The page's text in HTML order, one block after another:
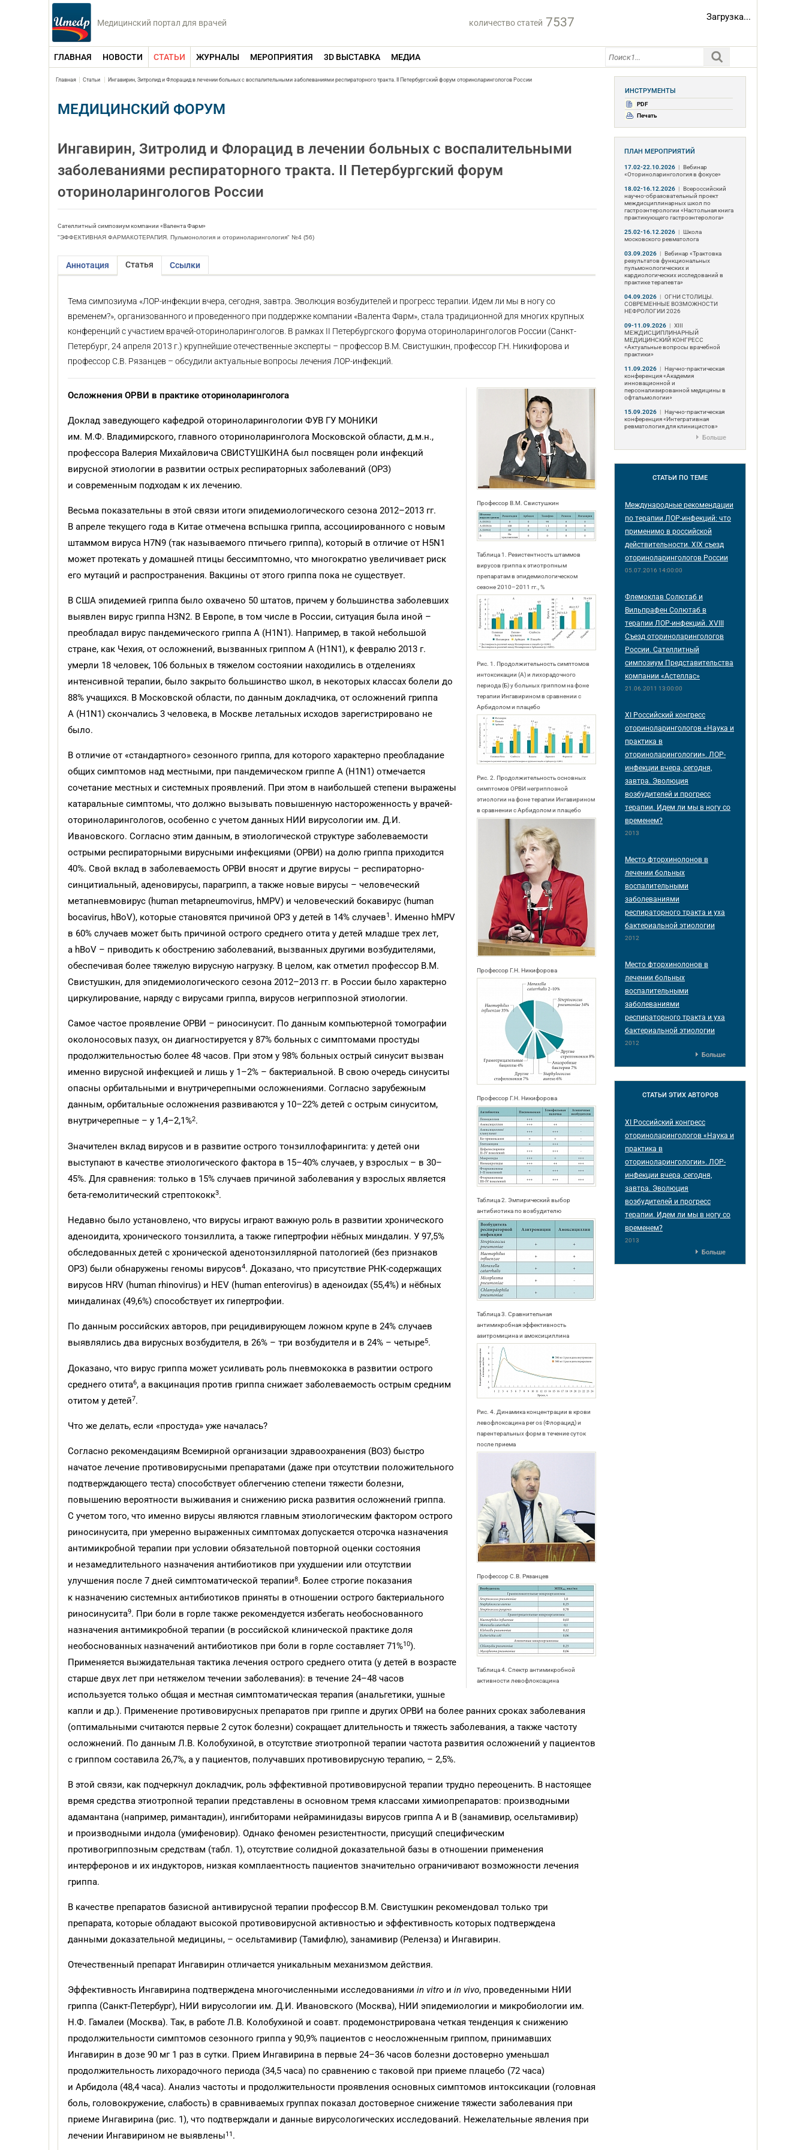
Медицинский портал для врачей количество статей 7537 Загрузка...
ГЛАВНАЯ НОВОСТИ СТАТЬИ ЖУРНАЛЫ МЕРОПРИЯТИЯ 3D ВЫСТАВКА МЕДИА
Главная Статьи Ингавирин, Зитролид и Флорацид в лечении больных с воспалительными заболеваниями респираторного тракта. II Петербургский форум оториноларингологов России
МЕДИЦИНСКИЙ ФОРУМ
Ингавирин, Зитролид и Флорацид в лечении больных с воспалительными
заболеваниями респираторного тракта. II Петербургский форум
оториноларингологов России
Сателлитный симпозиум компании «Валента Фарм»
"ЭФФЕКТИВНАЯ ФАРМАКОТЕРАПИЯ. Пульмонология и оториноларингология" №4 (56)
Аннотация Статья Ссылки
Тема симпозиума «ЛОР-инфекции вчера, сегодня, завтра. Эволюция возбудителей и прогресс терапии. Идем ли мы в ногу со
временем?», организованного и проведенного при поддержке компании «Валента Фарм», стала традиционной для многих крупных
конференций с участием врачей-оториноларингологов. В рамках II Петербургского форума оториноларингологов России (Санкт-
Петербург, 24 апреля 2013 г.) крупнейшие отечественные эксперты – профессор В.М. Свистушкин, профессор Г.Н. Никифорова и
профессор С.В. Рязанцев – обсудили актуальные вопросы лечения ЛОР-инфекций.
Профессор В.М. Свистушкин
Таблица 1. Резистентность штаммов
вирусов гриппа к этиотропным
препаратам в эпидемиологическом
сезоне 2010–2011 гг., %
Рис. 1. Продолжительность симптомов
интоксикации (А) и лихорадочного
периода (Б) у больных гриппом на фоне
терапии Ингавирином в сравнении с
Арбидолом и плацебо
Рис. 2. Продолжительность основных
симптомов ОРВИ негриппозной
этиологии на фоне терапии Ингавирином
в сравнении с Арбидолом и плацебо
Профессор Г.Н. Никифорова
Профессор Г.Н. Никифорова
Таблица 2. Эмпирический выбор
антибиотика по возбудителю
Таблица 3. Сравнительная
антимикробная эффективность
азитромицина и амоксициллина
Рис. 4. Динамика концентрации в крови
левофлоксацина per os (Флорацид) и
парентеральных форм в течение суток
после приема
Профессор С.В. Рязанцев
Таблица 4. Спектр антимикробной
активности левофлоксацина
Осложнения ОРВИ в практике оториноларинголога
Доклад заведующего кафедрой оториноларингологии ФУВ ГУ МОНИКИ
им. М.Ф. Владимирского, главного оториноларинголога Московской области, д.м.н.,
профессора Валерия Михайловича СВИСТУШКИНА был посвящен роли инфекций
вирусной этиологии в развитии острых респираторных заболеваний (ОРЗ)
и современным подходам к их лечению.
Весьма показательны в этой связи итоги эпидемиологического сезона 2012–2013 гг.
В апреле текущего года в Китае отмечена вспышка гриппа, ассоциированного с новым
штаммом вируса H7N9 (так называемого птичьего гриппа), который в отличие от H5N1
может протекать у домашней птицы бессимптомно, что многократно увеличивает риск
его мутаций и распространения. Вакцины от этого гриппа пока не существует.
В США эпидемией гриппа было охвачено 50 штатов, причем у большинства заболевших
выявлен вирус гриппа H3N2. В Европе, в том числе в России, ситуация была иной –
преобладал вирус пандемического гриппа А (H1N1). Например, в такой небольшой
стране, как Чехия, от осложнений, вызванных гриппом А (H1N1), к февралю 2013 г.
умерли 18 человек, 106 больных в тяжелом состоянии находились в отделениях
интенсивной терапии, было закрыто большинство школ, в некоторых классах болели до
88% учащихся. В Московской области, по данным докладчика, от осложнений гриппа
А (H1N1) скончались 3 человека, в Москве летальных исходов зарегистрировано не
было.
В отличие от «стандартного» сезонного гриппа, для которого характерно преобладание
общих симптомов над местными, при пандемическом гриппе А (H1N1) отмечается
сочетание местных и системных проявлений. При этом в наибольшей степени выражены
катаральные симптомы, что должно вызывать повышенную настороженность у врачей-
оториноларингологов, особенно с учетом данных НИИ вирусологии им. Д.И.
Ивановского. Согласно этим данным, в этиологической структуре заболеваемости
острыми респираторными вирусными инфекциями (ОРВИ) на долю гриппа приходится
40%. Свой вклад в заболеваемость ОРВИ вносят и другие вирусы – респираторно-
синцитиальный, аденовирусы, парагрипп, а также новые вирусы – человеческий
метапневмовирус (human metapneumovirus, hMPV) и человеческий бокавирус (human
bocavirus, hBoV), которые становятся причиной ОРЗ у детей в 14% случаев1 . Именно hMPV
в 60% случаев может быть причиной острого среднего отита у детей младше трех лет,
а hBoV – приводить к обострению заболеваний, вызванных другими возбудителями,
обеспечивая более тяжелую вирусную нагрузку. В целом, как отметил профессор В.М.
Свистушкин, для эпидемиологического сезона 2012–2013 гг. в России было характерно
циркулирование, наряду с вирусами гриппа, вирусов негриппозной этиологии.
Самое частое проявление ОРВИ – риносинусит. По данным компьютерной томографии
околоносовых пазух, он диагностируется у 87% больных с симптомами простуды
продолжительностью более 48 часов. При этом у 98% больных острый синусит вызван
именно вирусной инфекцией и лишь у 1–2% – бактериальной. В свою очередь синуситы
опасны орбитальными и внутричерепными осложнениями. Согласно зарубежным
данным, орбитальные осложнения развиваются у 10–22% детей с острым синуситом,
внутричерепные – у 1,4–2,1%2.
Значителен вклад вирусов и в развитие острого тонзиллофарингита: у детей они
выступают в качестве этиологического фактора в 15–40% случаев, у взрослых – в 30–
45%. Для сравнения: только в 15% случаев причиной заболевания у взрослых является
бета-гемолитический стрептококк3.
Недавно было установлено, что вирусы играют важную роль в развитии хронического
аденоидита, хронического тонзиллита, а также гипертрофии нёбных миндалин. У 97,5%
обследованных детей с хронической аденотонзиллярной патологией (без признаков
ОРЗ) были обнаружены геномы вирусов4. Доказано, что присутствие РНК-содержащих
вирусов HRV (human rhinovirus) и HEV (human enterovirus) в аденоидах (55,4%) и нёбных
миндалинах (49,6%) способствует их гипертрофии.
По данным российских авторов, при рецидивирующем ложном крупе в 24% случаев
выявлялись два вирусных возбудителя, в 26% – три возбудителя и в 24% – четыре5.
Доказано, что вирус гриппа может усиливать роль пневмококка в развитии острого
среднего отита6, а вакцинация против гриппа снижает заболеваемость острым средним
отитом у детей7.
Что же делать, если «простуда» уже началась?
Согласно рекомендациям Всемирной организации здравоохранения (ВОЗ) быстро
начатое лечение противовирусными препаратами (даже при отсутствии положительного
подтверждающего теста) способствует облегчению степени тяжести болезни,
повышению вероятности выживания и снижению риска развития осложнений гриппа.
С учетом того, что именно вирусы являются главным этиологическим фактором острого
риносинусита, при умеренно выраженных симптомах допускается отсрочка назначения
антимикробной терапии при условии обязательной повторной оценки состояния
и незамедлительного назначения антибиотиков при ухудшении или отсутствии
улучшения после 7 дней симптоматической терапии8. Более строгие показания
к назначению системных антибиотиков приняты в отношении острого бактериального
риносинусита9. При боли в горле также рекомендуется избегать необоснованного
назначения антимикробной терапии (в российской клинической практике доля
необоснованных назначений антибиотиков при боли в горле составляет 71%10).
Применяется выжидательная тактика лечения острого среднего отита (у детей в возрасте
старше двух лет при нетяжелом течении заболевания): в течение 24–48 часов
используется только общая и местная симптоматическая терапия (анальгетики, ушные
капли и др.). Применение противовирусных препаратов при гриппе и других ОРВИ на более ранних сроках заболевания
(оптимальными считаются первые 2 суток болезни) сокращает длительность и тяжесть заболевания, а также частоту
осложнений. По данным Л.В. Колобухиной, в отсутствие этиотропной терапии частота развития осложнений у пациентов
с гриппом составила 26,7%, а у пациентов, получавших противовирусную терапию, – 2,5%.
В этой связи, как подчеркнул докладчик, роль эффективной противовирусной терапии трудно переоценить. В настоящее
время средства этиотропной терапии представлены в основном тремя классами химиопрепаратов: производными
адамантана (например, римантадин), ингибиторами нейраминидазы вирусов гриппа А и В (занамивир, осельтамивир)
и производными индола (умифеновир). Однако феномен резистентности, присущий специфическим
противогриппозным средствам (табл. 1), отсутствие солидной доказательной базы в отношении применения
интерферонов и их индукторов, низкая комплаентность пациентов значительно ограничивают возможности лечения
гриппа.
В качестве препаратов базисной антивирусной терапии профессор В.М. Свистушкин рекомендовал только три
препарата, которые обладают высокой противовирусной активностью и эффективность которых подтверждена
данными доказательной медицины, – осельтамивир (Тамифлю), занамивир (Реленза) и Ингавирин.
Отечественный препарат Ингавирин отличается уникальным механизмом действия.
Эффективность Ингавирина подтверждена многочисленными исследованиями in vitro и in vivo, проведенными НИИ
гриппа (Санкт-Петербург), НИИ вирусологии им. Д.И. Ивановского (Москва), НИИ эпидемиологии и микробиологии им.
Н.Ф. Гамалеи (Москва). Так, в работе Л.В. Колобухиной и соавт. продемонстрирована четкая тенденция к снижению
продолжительности симптомов сезонного гриппа у 90,9% пациентов с неосложненным гриппом, принимавших
Ингавирин в дозе 90 мг 1 раз в сутки. Прием Ингавирина в первые 24–36 часов болезни достоверно уменьшал
продолжительность лихорадочного периода (34,5 часа) по сравнению с таковой при приеме плацебо (72 часа)
и Арбидола (48,4 часа). Анализ частоты и продолжительности проявления основных симптомов интоксикации (головная
боль, головокружение, слабость) в сравниваемых группах показал достоверное снижение тяжести заболевания при
приеме Ингавирина (рис. 1), что подтверждали и данные вирусологических исследований. Нежелательные явления при
лечении Ингавирином не выявлены11 .
ИНСТРУМЕНТЫ
PDF
Печать
ПЛАН МЕРОПРИЯТИЙ
17.02-22.10.2026 | Вебинар
«Оториноларингология в фокусе»
18.02-16.12.2026 | Всероссийский
научно-образовательный проект
междисциплинарных школ по
гастроэнтерологии «Настольная книга
практикующего гастроэнтеролога»
25.02-16.12.2026 | Школа
московского ревматолога
03.09.2026 | Вебинар «Трактовка
результатов функциональных
пульмонологических и
кардиологических исследований в
практике терапевта»
04.09.2026 | ОГНИ СТОЛИЦЫ.
СОВРЕМЕННЫЕ ВОЗМОЖНОСТИ
НЕФРОЛОГИИ 2026
09-11.09.2026 | ХIII
МЕЖДИСЦИПЛИНАРНЫЙ
МЕДИЦИНСКИЙ КОНГРЕСС
«Актуальные вопросы врачебной
практики»
11.09.2026 | Научно-практическая
конференция «Академия
инновационной и
персонализированной медицины в
офтальмологии»
15.09.2026 | Научно-практическая
конференция «Интегративная
ревматология для клиницистов»
Больше
СТАТЬИ ПО ТЕМЕ
Международные рекомендации
по терапии ЛОР-инфекций: что
применимо в российской
действительности. XIX съезд
оториноларингологов России
05.07.2016 14:00:00
Флемоклав Солютаб и
Вильпрафен Солютаб в
терапии ЛОР-инфекций. ХVIII
Съезд оториноларингологов
России. Сателлитный
симпозиум Представительства
компании «Астеллас»
21.06.2011 13:00:00
XI Российский конгресс
оториноларингологов «Наука и
практика в
оториноларингологии». ЛОР-
инфекции вчера, сегодня,
завтра. Эволюция
возбудителей и прогресс
терапии. Идем ли мы в ногу со
временем?
2013
Место фторхинолонов в
лечении больных
воспалительными
заболеваниями
респираторного тракта и уха
бактериальной этиологии
2012
Место фторхинолонов в
лечении больных
воспалительными
заболеваниями
респираторного тракта и уха
бактериальной этиологии
2012
Больше
СТАТЬИ ЭТИХ АВТОРОВ
XI Российский конгресс
оториноларингологов «Наука и
практика в
оториноларингологии». ЛОР-
инфекции вчера, сегодня,
завтра. Эволюция
возбудителей и прогресс
терапии. Идем ли мы в ногу со
временем?
2013
Больше